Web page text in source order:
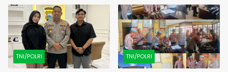
Debu
TNI/POLRI TNI/POLRI